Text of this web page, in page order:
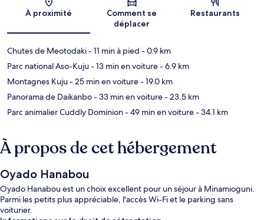
Carte
À proximité
Comment se
déplacer
Restaurants
Chutes de Meotodaki- 11 min à pied - 0.9 km
Parc national Aso-Kuju- 13 min en voiture- 6.9 km
Montagnes Kuju- 25 min en voiture- 19.0 km
Panorama de Daikanbo- 33 min en voiture- 23.5 km
Parc animalier Cuddly Dominion- 49 min en voiture- 34.1 km
À propos de cet hébergement
Oyado Hanabou
Oyado Hanabou est un choix excellent pour un séjour à Minamioguni.
Parmi les petits plus appréciable, l'accès Wi-Fi et le parking sans
voiturier.